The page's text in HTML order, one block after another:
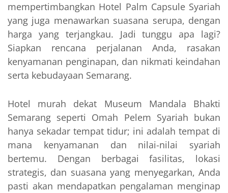
mempertimbangkan Hotel Palm Capsule Syariah
yang juga menawarkan suasana serupa, dengan
harga yang terjangkau. Jadi tunggu apa lagi?
Siapkan rencana perjalanan Anda, rasakan
kenyamanan penginapan, dan nikmati keindahan
serta kebudayaan Semarang.
Hotel murah dekat Museum Mandala Bhakti
Semarang seperti Omah Pelem Syariah bukan
hanya sekadar tempat tidur; ini adalah tempat di
mana kenyamanan dan nilai-nilai syariah
bertemu. Dengan berbagai fasilitas, lokasi
strategis, dan suasana yang menyegarkan, Anda
pasti akan mendapatkan pengalaman menginap